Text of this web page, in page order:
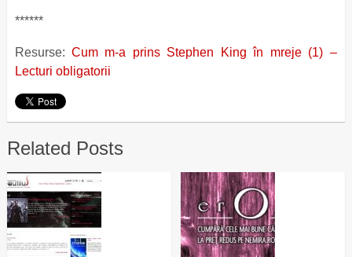
******
Resurse: Cum m-a prins Stephen King în mreje (1) –
Lecturi obligatorii
Related Posts